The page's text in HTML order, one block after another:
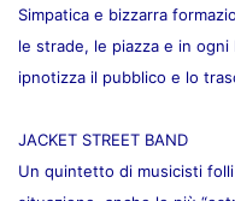
Simpatica e bizzarra
le strade, le piazza e in
ipnotizza il pubblico e lo
JACKET STREET BAND
Un quintetto di musicisti